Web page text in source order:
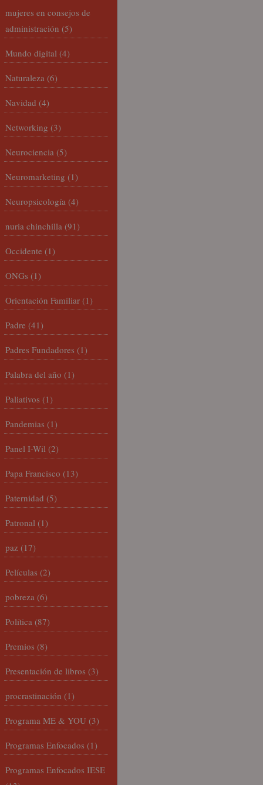
mujeres en consejos de
administración (5)
Mundo digital (4)
Naturaleza (6)
Navidad (4)
Networking (3)
Neurociencia (5)
Neuromarketing (1)
Neuropsicología (4)
nuria chinchilla (91)
Occidente (1)
ONGs (1)
Orientación Familiar (1)
Padre (41)
Padres Fundadores (1)
Palabra del año (1)
Paliativos (1)
Pandemias (1)
Panel I-Wil (2)
Papa Francisco (13)
Paternidad (5)
Patronal (1)
paz (17)
Películas (2)
pobreza (6)
Política (87)
Premios (8)
Presentación de libros (3)
procrastinación (1)
Programa ME & YOU (3)
Programas Enfocados (1)
Programas Enfocados IESE